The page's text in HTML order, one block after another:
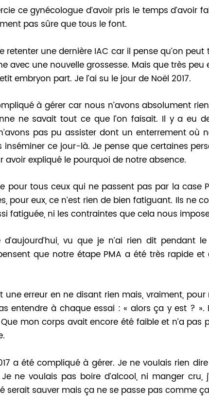
ce gynécologue d’avoir pris le temps d’avoir
pas sûre que tous le font.
retenter une dernière IAC car il pense qu’on
avec une nouvelle grossesse. Mais que très peu
embryon part. Je l’ai su le jour de Noël 2017.
à gérer car nous n’avons absolument
ne savait tout ce que l’on faisait. Il y a eu
pas pu assister dont un enterrement où
inséminer ce jour-là. Je pense que certaines
avoir expliqué le pourquoi de notre absence.
pour tous ceux qui ne passent pas par la case
pour eux, ce n’est rien de bien fatiguant. Ils ne
fatiguée, ni les contraintes que cela nous
d’aujourd’hui, vu que je n’ai rien dit pendant
que notre étape PMA a été très rapide et
une erreur en ne disant rien mais, vraiment,
entendre à chaque essai : « alors ça y est ? ».
mon corps avait encore été faible et n’a pas
a été compliqué à gérer. Je ne voulais rien
ne voulais pas boire d’alcool, ni manger cru,
serait sauver mais ça ne se passe pas comme